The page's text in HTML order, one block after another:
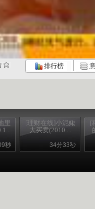
排行榜
里
秒
[理财在线]小泥鳅
大买卖(2010....
34分33秒
[